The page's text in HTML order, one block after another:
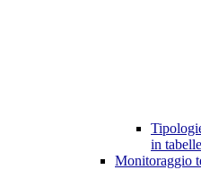
in
Monitoraggio